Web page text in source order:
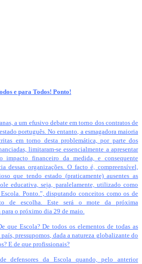
e para Todos! Ponto!
a um efusivo debate em torno dos contratos de
português. No entanto, a esmagadora maioria
em torno desta problemática, por parte dos
limitaram-se essencialmente a apresentar
impacto financeiro da medida, e consequente
dessas organizações. O facto é, compreensível,
que tendo estado (praticamente) ausentes as
educativa, seja, paralelamente, utilizado como
Ponto.”, disputando conceitos como os de
de escolha. Este será o mote da próxima
o próximo dia 29 de maio.
que Escola? De todos os elementos de todas as
pressupomos, dada a natureza globalizante do
E de que profissionais?
defensores da Escola quando, pelo anterior